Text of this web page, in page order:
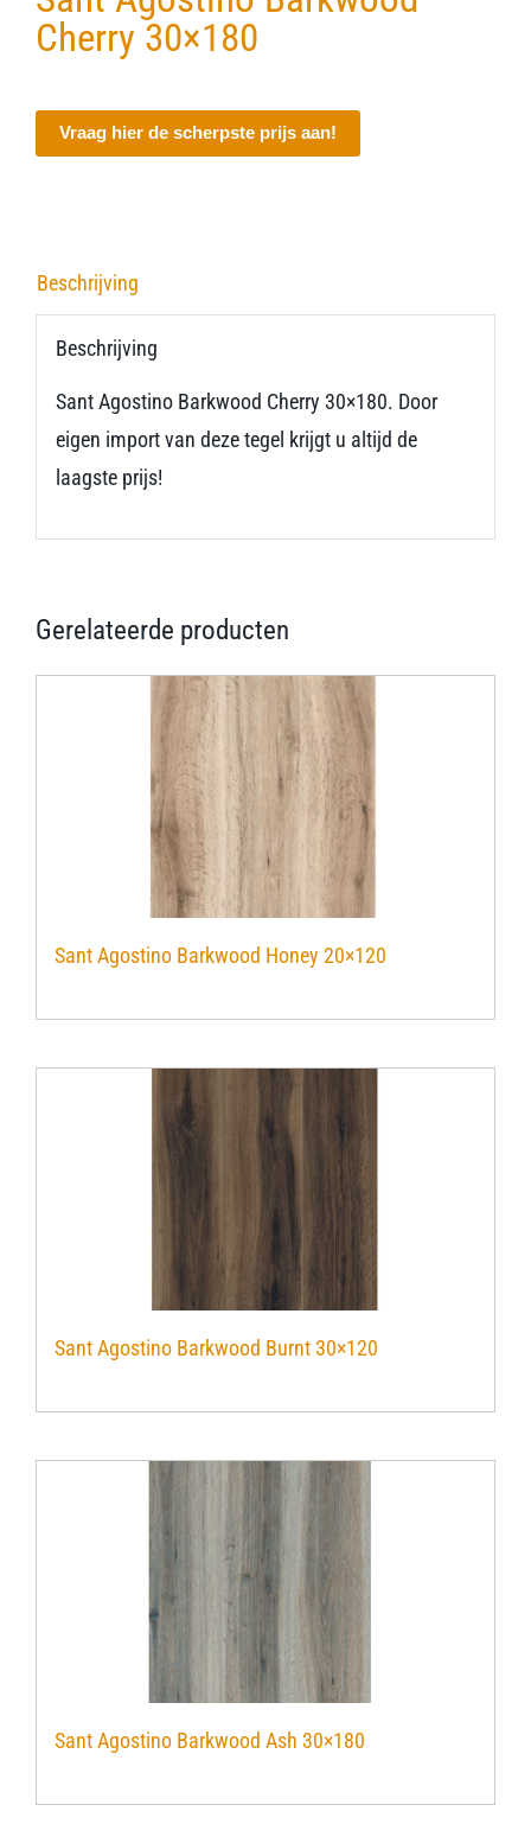
Cherry 30×180
Vraag hier de scherpste prijs aan!
Beschrijving
Beschrijving
Sant Agostino Barkwood Cherry 30×180. Door
eigen import van deze tegel krijgt u altijd de
laagste prijs!
Gerelateerde producten
Sant Agostino Barkwood Honey 20×120
Sant Agostino Barkwood Burnt 30×120
Sant Agostino Barkwood Ash 30×180